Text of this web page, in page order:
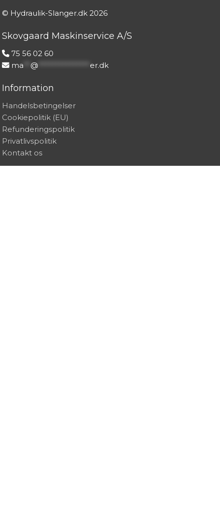
© Hydraulik-Slanger.dk2026
Skovgaard Maskinservice A/S
75 56 02 60
ma
@ er.dk
Information
Handelsbetingelser
Cookiepolitik (EU)
Refunderingspolitik
Privatlivspolitik
Kontakt os